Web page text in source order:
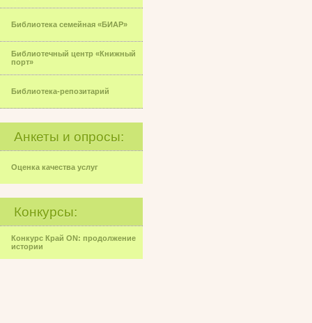
Библиотека семейная «БИАР»
Библиотечный центр «Книжный
порт»
Библиотека-репозитарий
Анкеты и опросы:
Оценка качества услуг
Конкурсы:
Конкурс Край ON: продолжение
истории